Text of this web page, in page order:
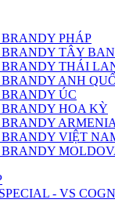
PHÁP
TÂY
BRANDY THÁI
ANH
ÚC
HOA KỲ
ARMENIA
BRANDY VIỆT
- VS